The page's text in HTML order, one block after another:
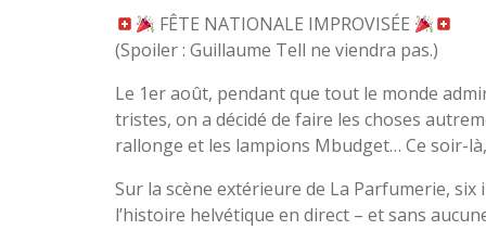
FÊTE NATIONALE IMPROVISÉE
(Spoiler : Guillaume Tell ne viendra pas.)
Le 1er août, pendant que tout le monde
tristes, on a décidé de faire les choses
rallonge et les lampions Mbudget… Ce soir-
Sur la scène extérieure de La Parfumerie, six
l’histoire helvétique en direct – et sans